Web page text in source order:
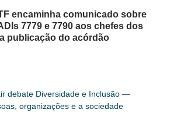
encaminha comunicado sobre
7779 e 7790 aos chefes dos
publicação do acórdão